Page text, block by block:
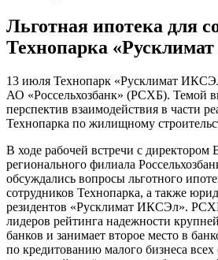
Льготная ипотека для
Технопарка
13 июля Технопарк «Русклимат
АО «Россельхозбанк» (РСХБ). Темой
перспектив взаимодействия в части
Технопарка по жилищному
В ходе рабочей встречи с директором
регионального филиала
обсуждались вопросы льготного
сотрудников Технопарка, а также
резидентов «Русклимат ИКСЭл».
лидеров рейтинга надежности
банков и занимает второе место в
по кредитованию малого бизнеса